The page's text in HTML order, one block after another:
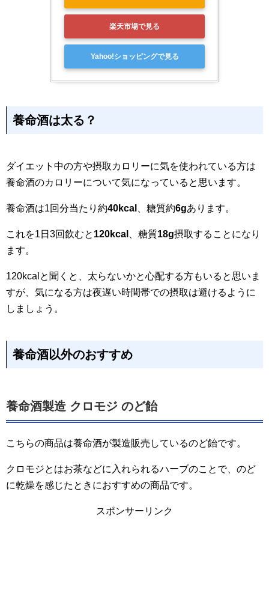
楽天市場で見る
Yahoo!ショッピングで見る
養命酒は太る？
ダイエット中の方や摂取カロリーに気を使われている方は
養命酒のカロリーについて気になっていると思います。
養命酒は1回分当たり約40kcal 、糖質約6gあります。
これを1日3回飲むと 120kcal 、糖質18g摂取することになり
ます。
120kcalと聞くと、太らないかと心配する方もいると思いま
すが、気になる方は夜遅い時間帯での摂取は避けるように
しましょう。
養命酒以外のおすすめ
養命酒製造 クロモジ のど飴
こちらの商品は養命酒が製造販売しているのど飴です。
クロモジとはお茶などに入れられるハーブのことで、のど
に乾燥を感じたときにおすすめの商品です。
スポンサーリンク